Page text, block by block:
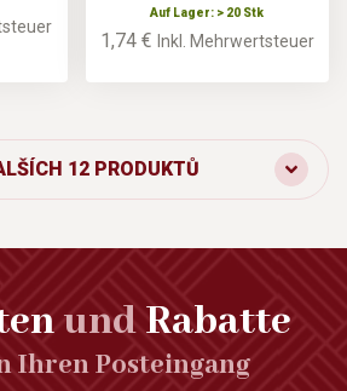
Auf Lager: > 20 Stk
1,74 € Inkl. Mehrwertsteuer
12 PRODUKTŮ
undRabatte
Ihren Posteingang